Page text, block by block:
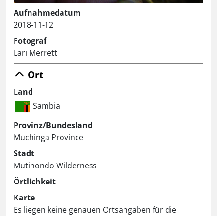
Aufnahmedatum
2018-11-12
Fotograf
Lari Merrett
Ort
Land
Sambia
Provinz/Bundesland
Muchinga Province
Stadt
Mutinondo Wilderness
Örtlichkeit
Karte
Es liegen keine genauen Ortsangaben für die